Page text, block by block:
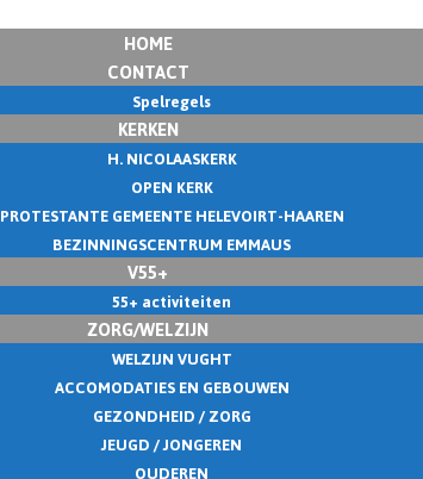
HOME
CONTACT
Spelregels
KERKEN
H. NICOLAASKERK
OPEN KERK
PROTESTANTE GEMEENTE HELEVOIRT-HAAREN
BEZINNINGSCENTRUM EMMAUS
V55+
55+ activiteiten
ZORG/WELZIJN
WELZIJN VUGHT
ACCOMODATIES EN GEBOUWEN
GEZONDHEID / ZORG
JEUGD / JONGEREN
OUDEREN